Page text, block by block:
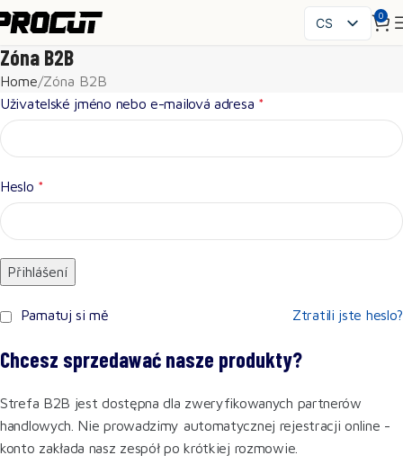
CS
HU
0
Zóna B2B
Home Zóna B2B
Uživatelské jméno nebo e-mailová adresa *
Heslo *
Přihlášení
Ztratili jste heslo?
Pamatuj si mě
Chcesz sprzedawać nasze produkty?
Strefa B2B jest dostępna dla zweryfikowanych partnerów
handlowych. Nie prowadzimy automatycznej rejestracji online -
konto zakłada nasz zespół po krótkiej rozmowie.